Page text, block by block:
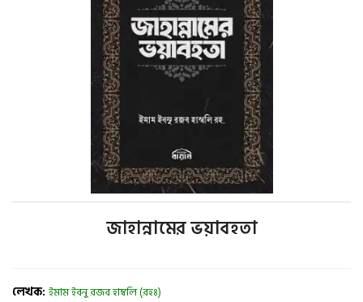
Remember me
Login
Lost password?
জাহান্নামের ভয়াবহতা
লেখক: ইমাম ইবনু রজব হাম্বলি (রহঃ)